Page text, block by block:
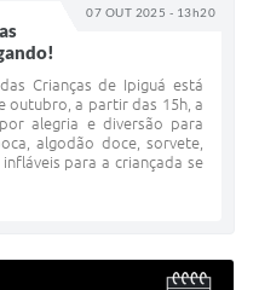
07 OUT 2025 - 13h20
Crianças de Ipiguá está
outubro, a partir das 15h, a
alegria e diversão para
algodão doce, sorvete,
para a criançada se